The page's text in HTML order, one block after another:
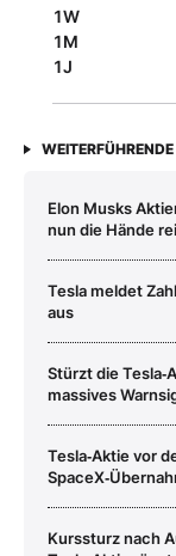
1W
1M
1J
Elon Musks
nun die Hände
Tesla meldet
aus
Stürzt die
massives
Tesla‑Aktie vor
Kurssturz nach